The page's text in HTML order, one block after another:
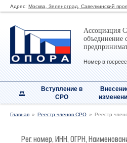
Адрес: Москва, Зеленоград, Савелкинский
Ассоциация
объединение
Номер в
Вступление в
СРО
Главная Реестр членов СРО Реестр